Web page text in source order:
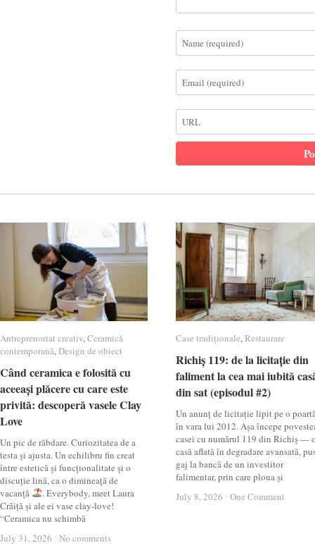
Antreprenoriat creativ,Ceramică
contemporană,Design de obiect
Când ceramica e folosită cu
aceeași plăcere cu care este
privită: descoperă vasele Clay
Love
Un pic de răbdare. Curiozitatea de a
testa și ajusta. Un echilibru fin creat
între estetică și funcționalitate și o
discuție lină, ca o dimineață de
vacanță
. Everybody, meet Laura
Crăiță și ale ei vase clay-love!
“Ceramica nu schimbă
July 31, 2026 / No comments
Antreprenoriat creativ Ceramică
contemporană Design de obiect
Când ceramica e folosită cu
aceeași plăcere cu care este
privită: descoperă vasele Clay
Love
July 31, 2026 / No comments
Case tradiționale,Restaurare
Richiș 119: de la licitație din
faliment la cea mai iubită
din sat (episodul #2)
Un anunț de licitație lipit pe o
în vara lui 2012. Așa începe
casei cu numărul 119 din Richiș —
casă aflată în degradare avansată,
gaj la bancă de un investitor
falimentar, prin care ploua și
July 8, 2026 / One Comment
Case tradiționale Restaurare
Richiș 119: de la licitație din
faliment la cea mai iubită
din sat (episodul #2)
July 8, 2026 / One Comment